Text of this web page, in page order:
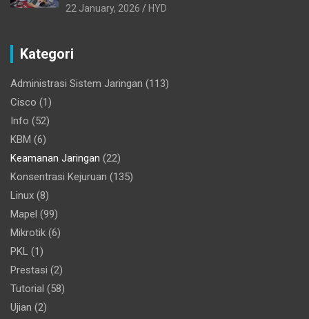
22 January, 2026 HYD
Kategori
Administrasi Sistem Jaringan (113)
Cisco (1)
Info (52)
KBM (6)
Keamanan Jaringan (22)
Konsentrasi Kejuruan (135)
Linux (8)
Mapel (99)
Mikrotik (6)
PKL (1)
Prestasi (2)
Tutorial (58)
Ujian (2)